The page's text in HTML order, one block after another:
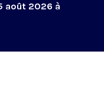
août 2026 à